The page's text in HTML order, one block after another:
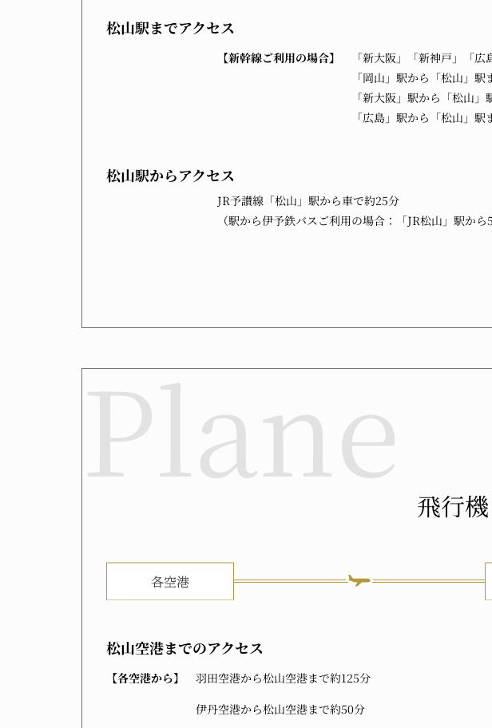
松山駅までアクセス
【新幹線ご利用の場合】
「新大阪」「新神戸」「
「岡山」駅から「松山」
「新大阪」駅から「松山
「広島」駅から「松山」
松山駅からアクセス
JR予讃線「松山」駅から車で約25分
（駅から伊予鉄バスご利用の場合：「JR松山」駅か
飛行
松山空港までのアクセス
【各空港から】
羽田空港から松山空港まで約125分
伊丹空港から松山空港まで約50分